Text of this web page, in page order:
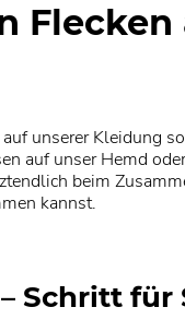
unserer Kleidung
auf unser Hemd
beim
kannst.
– Schritt